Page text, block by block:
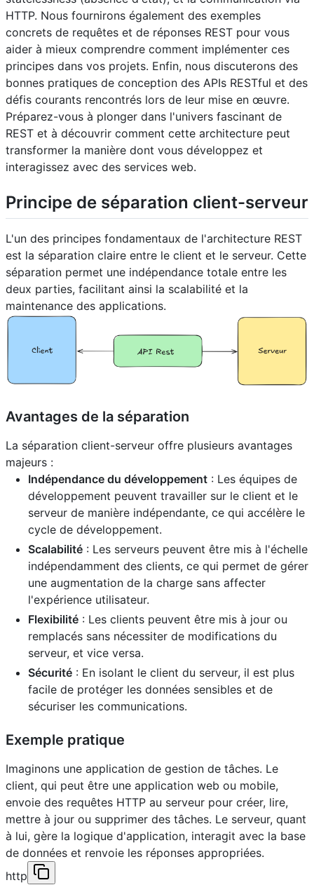
HTTP. Nous fournirons également des exemples
concrets de requêtes et de réponses REST pour vous
aider à mieux comprendre comment implémenter ces
principes dans vos projets. Enfin, nous discuterons des
bonnes pratiques de conception des APIs RESTful et des
défis courants rencontrés lors de leur mise en œuvre.
Préparez-vous à plonger dans l'univers fascinant de
REST et à découvrir comment cette architecture peut
transformer la manière dont vous développez et
interagissez avec des services web.
Principe de séparation client-serveur
L'un des principes fondamentaux de l'architecture REST
est la séparation claire entre le client et le serveur. Cette
séparation permet une indépendance totale entre les
deux parties, facilitant ainsi la scalabilité et la
maintenance des applications.
Avantages de la séparation
La séparation client-serveur offre plusieurs avantages
majeurs :
Indépendance du développement : Les équipes de
développement peuvent travailler sur le client et le
serveur de manière indépendante, ce qui accélère le
cycle de développement.
Scalabilité : Les serveurs peuvent être mis à l'échelle
indépendamment des clients, ce qui permet de gérer
une augmentation de la charge sans affecter
l'expérience utilisateur.
Flexibilité : Les clients peuvent être mis à jour ou
remplacés sans nécessiter de modifications du
serveur, et vice versa.
Sécurité : En isolant le client du serveur, il est plus
facile de protéger les données sensibles et de
sécuriser les communications.
Exemple pratique
Imaginons une application de gestion de tâches. Le
client, qui peut être une application web ou mobile,
envoie des requêtes HTTP au serveur pour créer, lire,
mettre à jour ou supprimer des tâches. Le serveur, quant
à lui, gère la logique d'application, interagit avec la base
de données et renvoie les réponses appropriées.
http